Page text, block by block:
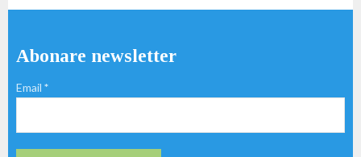
Abonare newsletter
Email *